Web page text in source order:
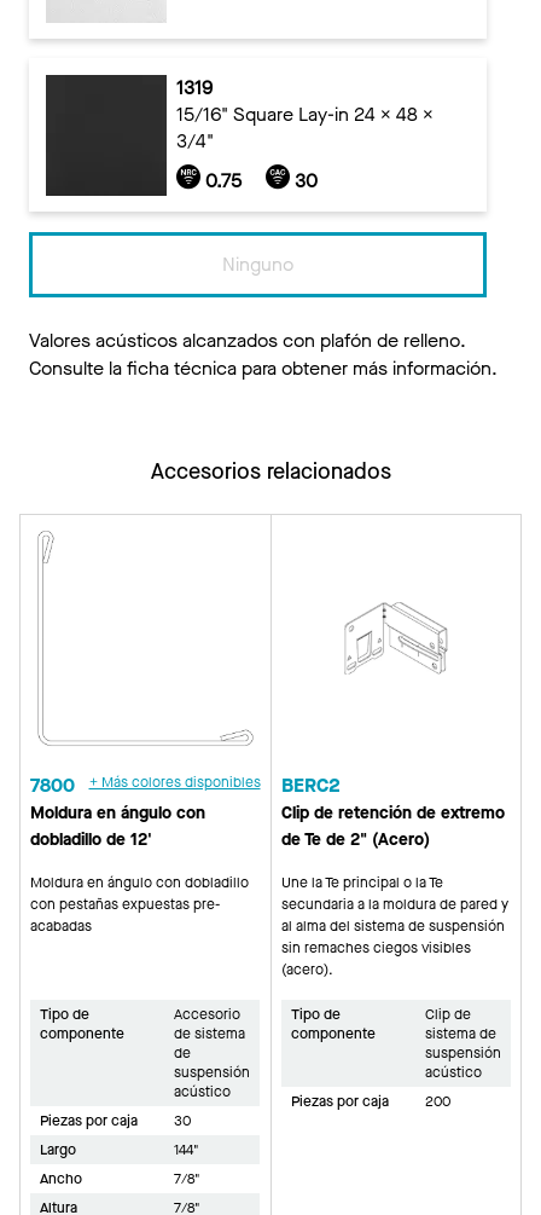
1319
15/16" Square Lay-in 24 x 48 x
3/4"
0.75
30
Ninguno
Valores acústicos alcanzados con plafón de relleno.
Consulte la ficha técnica para obtener más información.
Accesorios relacionados
7800 + Más colores disponibles
Moldura en ángulo con
dobladillo de 12'
Moldura en ángulo con dobladillo
con pestañas expuestas pre-
acabadas
Tipo de
componente
Accesorio
de sistema
de
suspensión
acústico
Piezas por caja
30
Largo
144"
Ancho
7/8"
Altura
7/8"
BERC2
Clip de retención de extremo
de Te de 2" (Acero)
Une la Te principal o la Te
secundaria a la moldura de pared y
al alma del sistema de suspensión
sin remaches ciegos visibles
(acero).
Tipo de
componente
Clip de
sistema de
suspensión
acústico
Piezas por caja
200